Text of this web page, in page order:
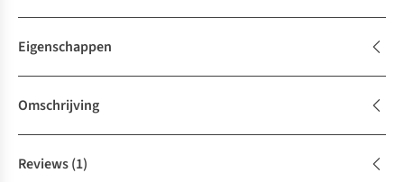
Eigenschappen
Omschrijving
Reviews(1)